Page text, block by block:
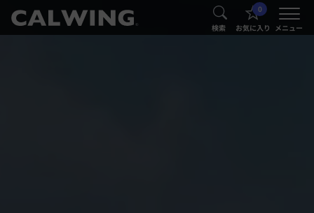
® 検索
0
お気に入り メニュー
®